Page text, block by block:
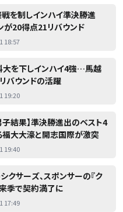
を制しインハイ準決勝進
が20得点21リバウンド
18:57
を下しインハイ4強…馬越
バウンドの活躍
19:20
子結果】準決勝進出のベスト4
大大濠と開志国際が激突
19:40
クサーズ、スポンサーの『ク
来季で契約満了に
17:49